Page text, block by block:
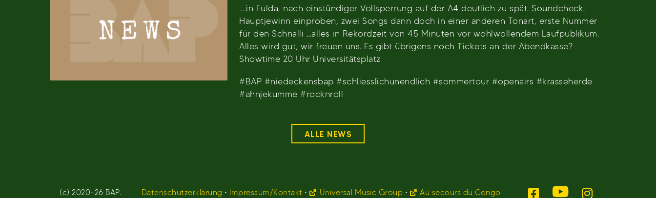
….in Fulda, nach einstündiger Vollsperrung auf der A4 deutlich zu spät. Soundcheck,
Hauptjewinn einproben, zwei Songs dann doch in einer anderen Tonart, erste Nummer
für den Schnalli …alles in Rekordzeit von 45 Minuten vor wohlwollendem Laufpublikum.
Alles wird gut, wir freuen uns. Es gibt übrigens noch Tickets an der Abendkasse?
Showtime 20 Uhr Universitätsplatz
#BAP #niedeckensbap #schliesslichunendlich #sommertour #openairs #krasseherde
#ahnjekumme #rocknroll
ALLE NEWS
(c) 2020-26 BAP. Datenschutzerklärung • Impressum/Kontakt • Universal Music Group • Au secours du Congo